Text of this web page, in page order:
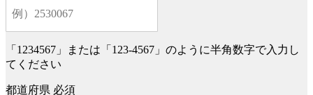
「1234567」または「123-4567」のように半角数字で入力し
てください
都道府県 必須